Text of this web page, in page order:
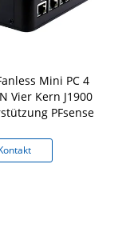
Mini PC 4
Vier Kern J1900
PFsense